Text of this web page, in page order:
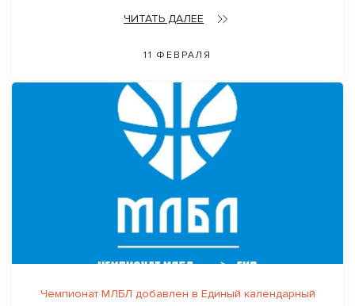
ЧИТАТЬ ДАЛЕЕ
11 ФЕВРАЛЯ
Чемпионат МЛБЛ добавлен в Единый календарный